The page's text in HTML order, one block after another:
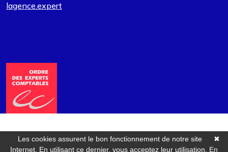
lagence.expert
✖
Les cookies assurent le bon fonctionnement de notre site
Internet. En utilisant ce dernier, vous acceptez leur utilisation. En